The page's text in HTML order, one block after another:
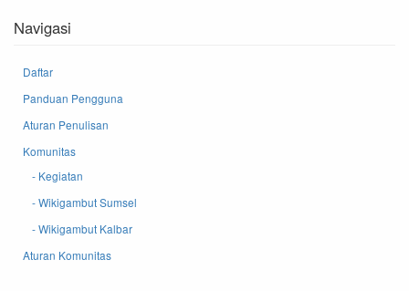
Navigasi
Daftar
Panduan Pengguna
Aturan Penulisan
Komunitas
- Kegiatan
- Wikigambut Sumsel
- Wikigambut Kalbar
Aturan Komunitas